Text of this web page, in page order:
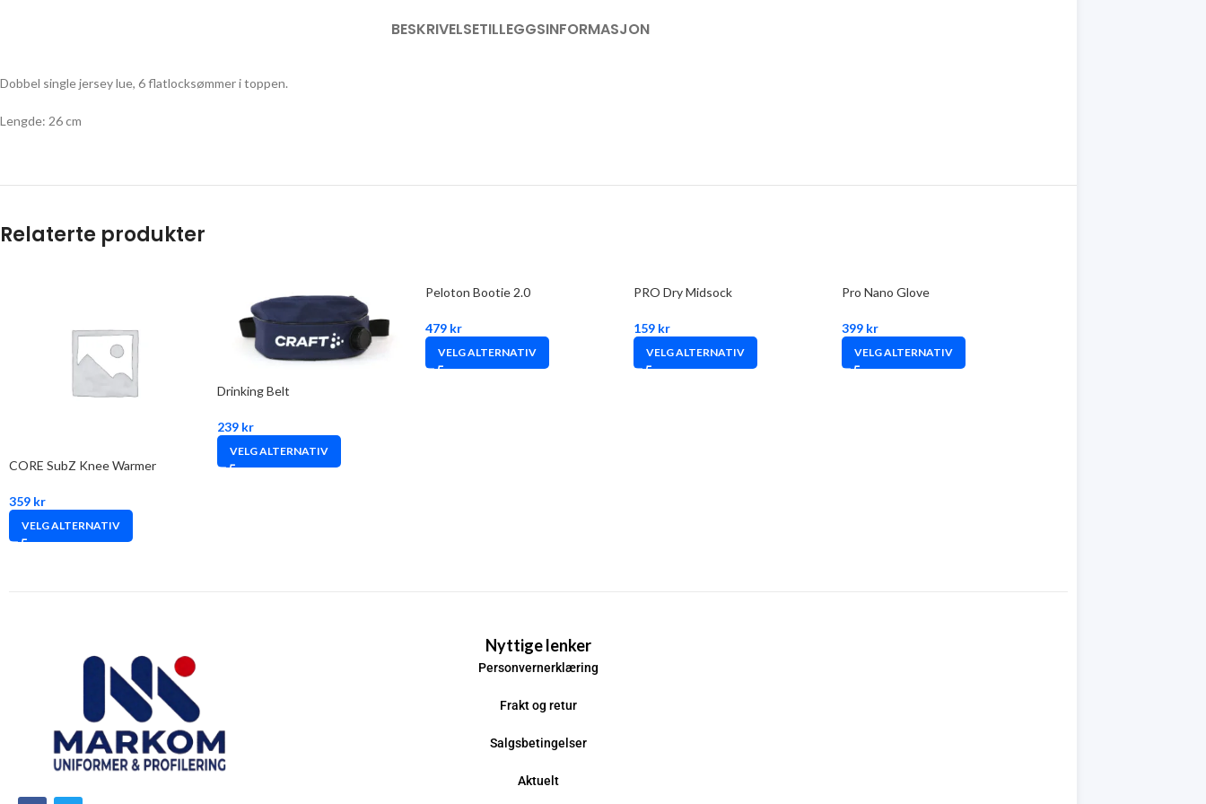
BESKRIVELSETILLEGGSINFORMASJON
Dobbel single jersey lue, 6 flatlocksømmer i toppen.
Lengde: 26 cm
Relaterte produkter
CORE SubZ Knee Warmer
359 kr
VELG ALTERNATIV
Drinking Belt
239 kr
VELG ALTERNATIV
Peloton Bootie 2.0
479 kr
VELG ALTERNATIV
PRO Dry Midsock
159 kr
VELG ALTERNATIV
Pro Nano Glove
399 kr
VELG ALTERNATIV
Nyttige lenker
Personvernerklæring
Frakt og retur
Salgsbetingelser
Aktuelt